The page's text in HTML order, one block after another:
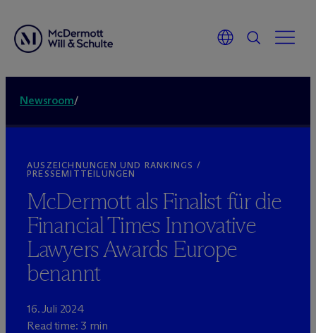
Newsroom/
AUSZEICHNUNGEN UND RANKINGS /
PRESSEMITTEILUNGEN
McDermott als Finalist für die
Financial Times Innovative
Lawyers Awards Europe
benannt
16. Juli 2024
Read time: 3 min